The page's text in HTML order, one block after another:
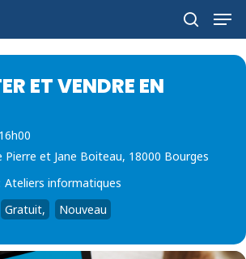
search
ET VENDRE EN
Pierre et Jane Boiteau, 18000 Bourges
Ateliers informatiques
Gratuit, Nouveau